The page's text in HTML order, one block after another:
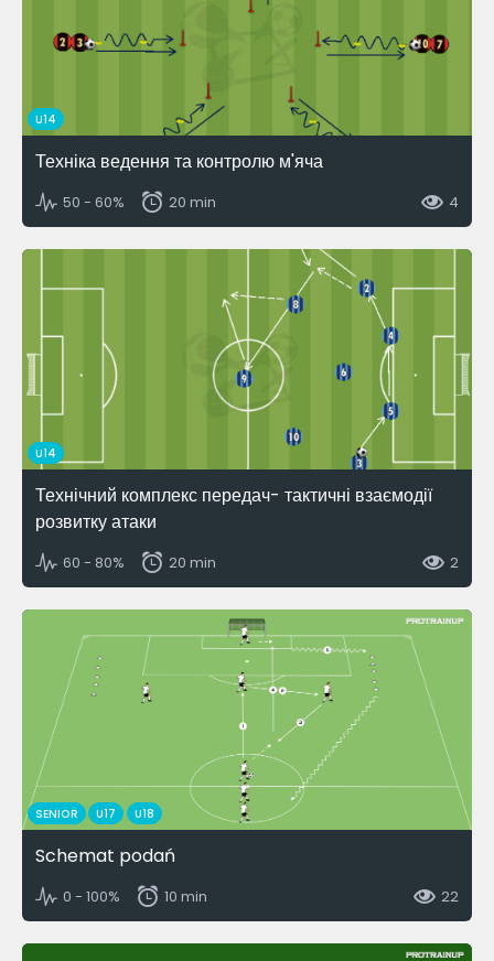
U14
Техніка ведення та контролю м'яча
50 - 60% 20 min 4
U14
Технічний комплекс передач- тактичні взаємодії
розвитку атаки
60 - 80% 20 min 2
SENIOR U17 U18
Schemat podań
0 - 100% 10 min 22